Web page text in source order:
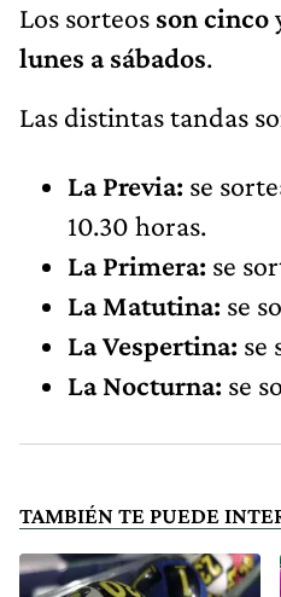
Los sorteos son cinco
lunes a sábados.
Las distintas tandas
La Previa: se
10.30 horas.
La Primera: se
La Matutina: se
La Vespertina: se
La Nocturna: se
TAMBIÉN TE PUEDE